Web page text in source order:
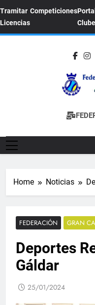
Tramitar
Licencias
CompeticionesPortal
Sitio
Home Noticias
FEDERACIÓN GRAN
Deportes
Gáldar
25/01/2024